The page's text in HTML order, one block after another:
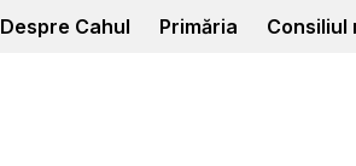
Despre Cahul Primăria Consiliul